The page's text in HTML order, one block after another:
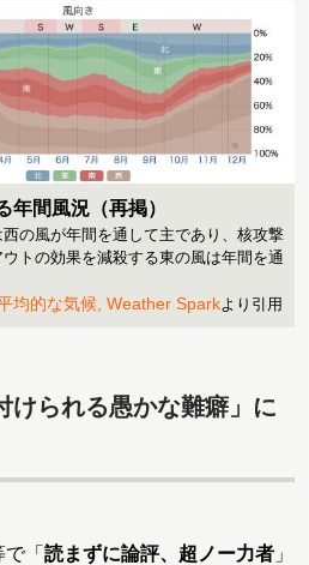
年間風況（再掲）
の風が年間を通して主であり、核攻撃
トの効果を減殺する東の風は年間を通
均的な気候, Weather Sparkより引用
けられる愚かな難癖」に
「 読まずに論評、超ノー力者 」